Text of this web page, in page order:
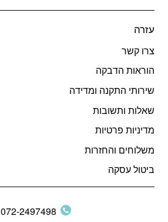
עזרה
צרו קשר
הוראות הדבקה
שירותי התקנה ומדידה
שאלות ותשובות
מדיניות פרטיות
משלוחים והחזרות
ביטול עסקה
072-2497498